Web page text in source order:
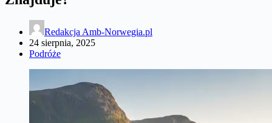
Redakcja Amb-Norwegia.pl
24 sierpnia, 2025
Podróże